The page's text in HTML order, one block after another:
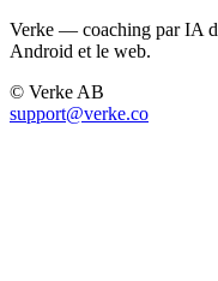
Verke — coaching par IA
Android et le web.
© Verke AB
support@verke.co